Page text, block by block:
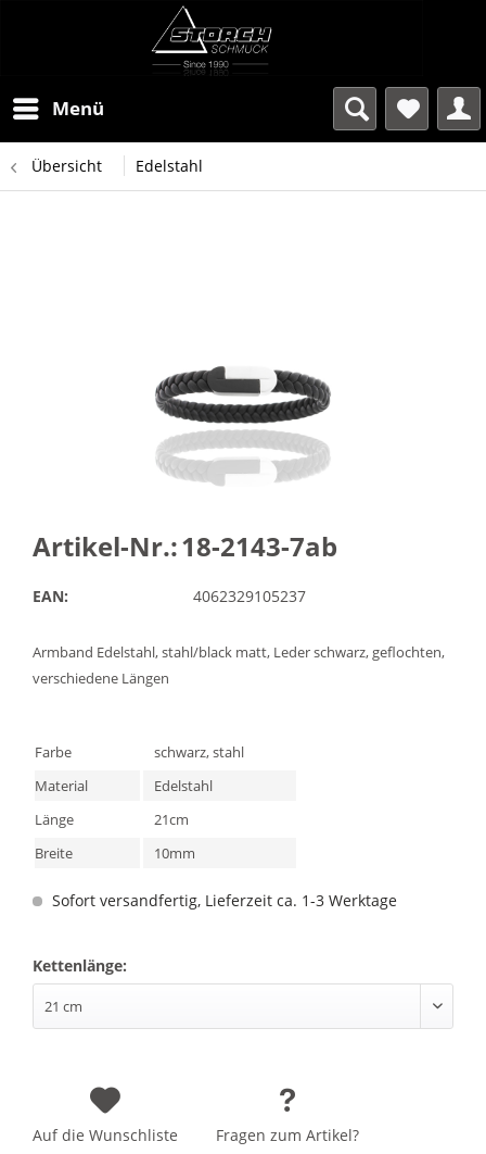
Menü
Übersicht Edelstahl
Artikel-Nr.:18-2143-7ab
EAN: 4062329105237
Armband Edelstahl, stahl/black matt, Leder schwarz, geflochten,
verschiedene Längen
Farbe
schwarz, stahl
Material
Edelstahl
Länge
21cm
Breite
10mm
Sofort versandfertig, Lieferzeit ca. 1-3 Werktage
Kettenlänge:
Auf die Wunschliste Fragen zum Artikel?